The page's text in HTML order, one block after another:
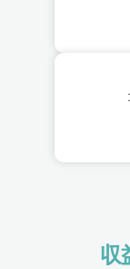
収